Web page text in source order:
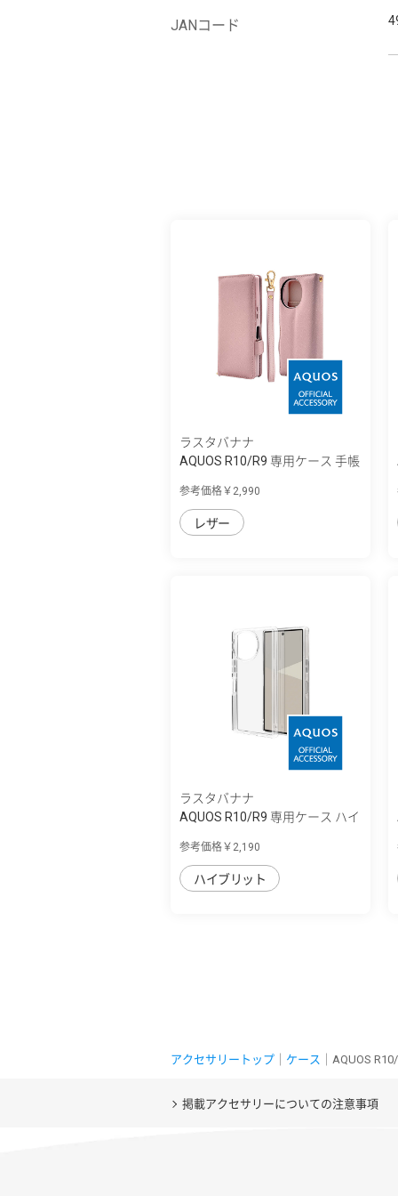
JANコード
ラスタバナナ
AQUOS R10/R9 専用ケース 手帳
参考価格￥2,990
レザー
ラスタバナナ
AQUOS R10/R9 専用ケース ハイ
参考価格￥2,190
ハイブリット
アクセサリートップ ケース ｜AQUOS
掲載アクセサリーについての注意事項